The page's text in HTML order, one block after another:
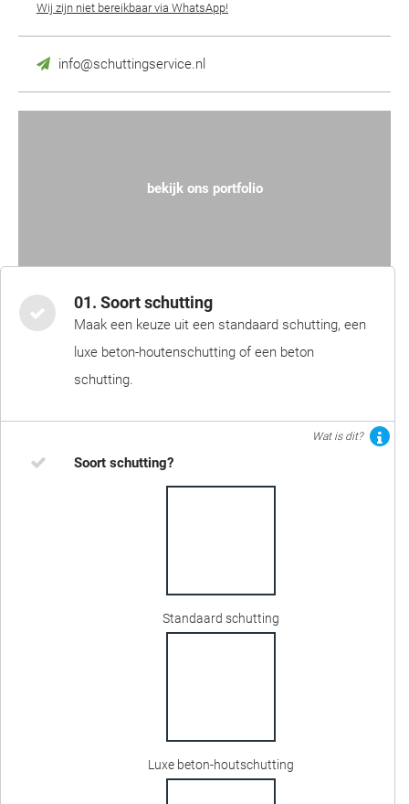
Wij zijn niet bereikbaar via WhatsApp!
info@schuttingservice.nl
bekijk ons portfolio
01. Soort schutting
Maak een keuze uit een standaard schutting, een
luxe beton-houtenschutting of een beton
schutting.
Wat is dit?
Soort schutting?
Standaard schutting
Luxe beton-houtschutting